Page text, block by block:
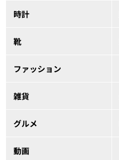
時計
靴
ファッション
雑貨
グルメ
動画